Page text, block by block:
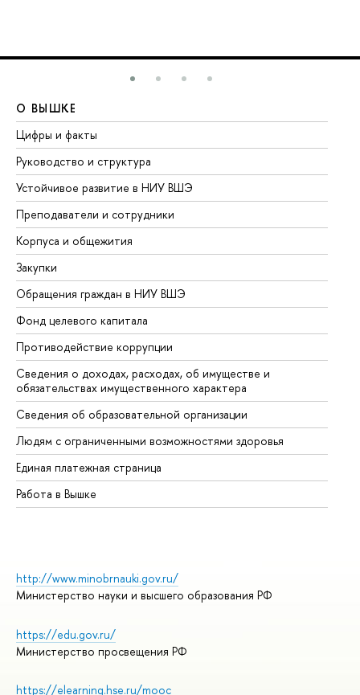
О ВЫШКЕ
Цифры и факты
Руководство и структура
Устойчивое развитие в НИУ ВШЭ
Преподаватели и сотрудники
Корпуса и общежития
Закупки
Обращения граждан в НИУ ВШЭ
Фонд целевого капитала
Противодействие коррупции
Сведения о доходах, расходах, об имуществе и
обязательствах имущественного характера
Сведения об образовательной организации
Людям с ограниченными возможностями здоровья
Единая платежная страница
Работа в Вышке
http://www.minobrnauki.gov.ru/
Министерство науки и высшего образования РФ
https://edu.gov.ru/
Министерство просвещения РФ
https://elearning.hse.ru/mooc